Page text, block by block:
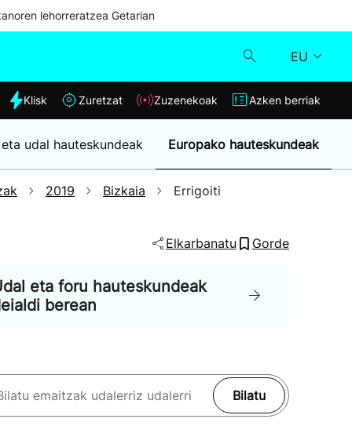
lehorreratzea Getarian
EU
Klisk
Zuzenekoak
Azken berriak
Klisk Zuretzat Zuzenekoak Azken berriak
udal hauteskundeak Europako hauteskundeak
2019 Bizkaia Errigoiti
Elkarbanatu Gorde
eta foru hauteskundeak
berean
Bilatu